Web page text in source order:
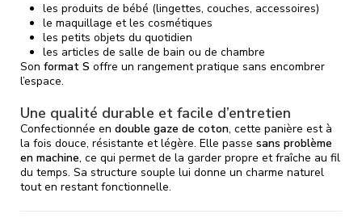
les produits de bébé (lingettes, couches, accessoires)
le maquillage et les cosmétiques
les petits objets du quotidien
les articles de salle de bain ou de chambre
Son format S offre un rangement pratique sans encombrer
l’espace.
Une qualité durable et facile d’entretien
Confectionnée en double gaze de coton, cette panière est à
la fois douce, résistante et légère. Elle passe sans problème
en machine, ce qui permet de la garder propre et fraîche au fil
du temps. Sa structure souple lui donne un charme naturel
tout en restant fonctionnelle.